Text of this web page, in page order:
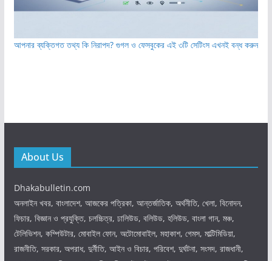
আপনার ব্যক্তিগত তথ্য কি নিরাপদ? গুগল ও ফেসবুকের এই ৩টি সেটিংস এখনই বন্ধ করুন
About Us
Dhakabulletin.com
অনলাইন খবর, বাংলাদেশ, আজকের পত্রিকা, আন্তর্জাতিক, অর্থনীতি, খেলা, বিনোদন,
ফিচার, বিজ্ঞান ও প্রযুক্তি, চলচ্চিত্র, ঢালিউড, বলিউড, হলিউড, বাংলা গান, মঞ্চ,
টেলিভিশন, কম্পিউটার, মোবাইল ফোন, অটোমোবাইল, মহাকাশ, গেমস, মাল্টিমিডিয়া,
রাজনীতি, সরকার, অপরাধ, দুর্নীতি, আইন ও বিচার, পরিবেশ, দুর্ঘটনা, সংসদ, রাজধানী,